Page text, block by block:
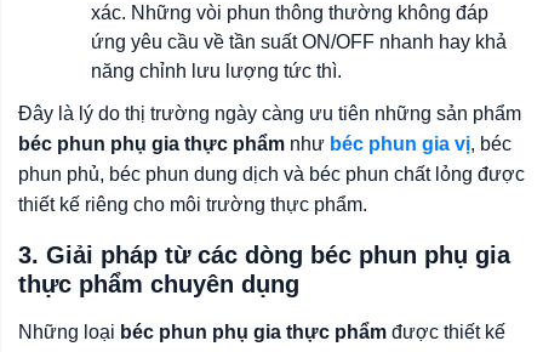
xác. Những vòi phun thông thường không đáp
ứng yêu cầu về tần suất ON/OFF nhanh hay khả
năng chỉnh lưu lượng tức thì.
Đây là lý do thị trường ngày càng ưu tiên những sản phẩm
béc phun phụ gia thực phẩm như béc phun gia vị, béc
phun phủ, béc phun dung dịch và béc phun chất lỏng được
thiết kế riêng cho môi trường thực phẩm.
3. Giải pháp từ các dòng béc phun phụ gia
thực phẩm chuyên dụng
Những loại béc phun phụ gia thực phẩm được thiết kế